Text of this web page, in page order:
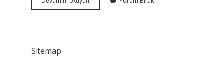
Nedir
Sitemap